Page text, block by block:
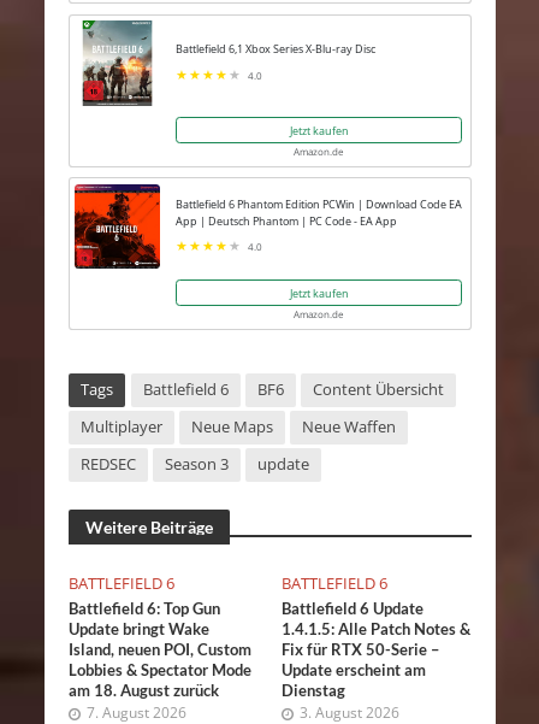
Battlefield 6,1 Xbox Series X-Blu-ray Disc
4.0
Jetzt kaufen
Amazon.de
Battlefield 6 Phantom Edition PCWin | Download Code EA
App | Deutsch Phantom | PC Code - EA App
4.0
Jetzt kaufen
Amazon.de
Tags Battlefield 6 BF6
Content Übersicht
Multiplayer
Neue Maps
Neue Waffen
REDSEC
Season 3 update
Weitere Beiträge
BATTLEFIELD 6
Battlefield 6: Top Gun
Update bringt Wake
Island, neuen POI, Custom
Lobbies & Spectator Mode
am 18. August zurück
7. August 2026
BATTLEFIELD 6
Battlefield 6 Update
1.4.1.5: Alle Patch Notes &
Fix für RTX 50-Serie –
Update erscheint am
Dienstag
3. August 2026